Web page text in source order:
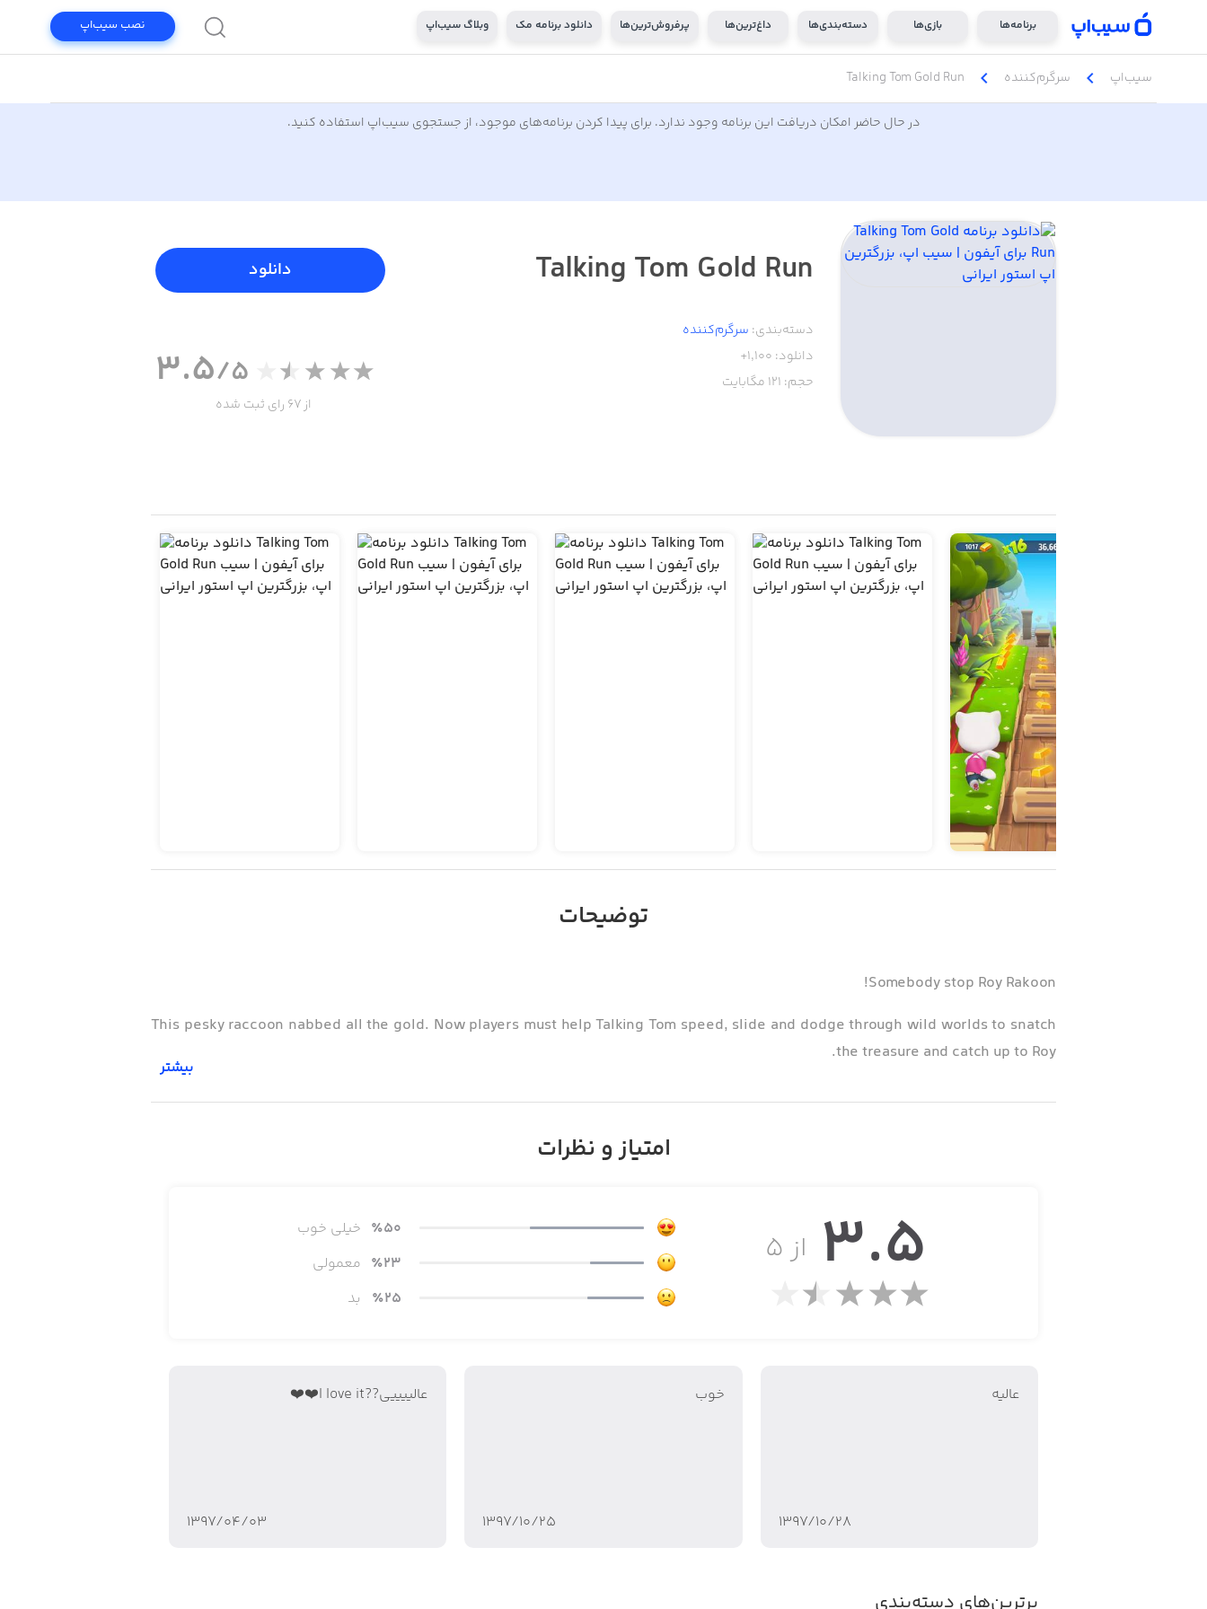
برنامه‌ها بازی‌ها دسته‌بندی‌ها داغ‌ترین‌ها پرفروش‌ترین‌ها دانلود برنامه مک وبلاگ سیب‌اپ نصب سیب‌اپ
سیب‌اپ chevron_left سرگرم‌کننده chevron_left
Talking Tom Gold Run
در حال حاضر امکان دریافت این برنامه وجود ندارد. برای پیدا کردن برنامه‌های موجود، از جستجوی سیب‌اپ استفاده کنید.
Talking Tom Gold Run
دسته‌بندی: سرگرم‌کننده
دانلود: 1,100+
حجم: 121 مگابایت
دانلود
3.5/5
از 67 رای ثبت شده
توضیحات
Somebody stop Roy Rakoon!
This pesky raccoon nabbed all the gold. Now players must help Talking Tom speed, slide and dodge through wild worlds to snatch
the treasure and catch up to Roy.
From Outfit7, creators of My Talking Tom, My Talking Angela, My Talking Tom Friends and Talking Tom Hero Dash.
بیشتر
امتیاز و نظرات
از ۵ 3.5 ٪50
خیلی خوب
٪23
معمولی
٪25 بد
عالیه
۱۳۹۷/۱۰/۲۸
خوب
۱۳۹۷/۱۰/۲۵
عالییییی??I love it❤️❤️
۱۳۹۷/۰۴/۰۳
برترین‌های دسته‌بندی